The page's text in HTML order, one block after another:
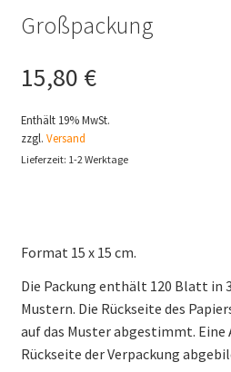
Großpackung
15,80 €
Enthält 19% MwSt.
zzgl. Versand
Lieferzeit: 1-2 Werktage
Format 15 x 15 cm.
Die Packung enthält 120 Blatt in
Mustern. Die Rückseite des
auf das Muster abgestimmt.
Rückseite der Verpackung